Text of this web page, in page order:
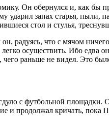
Он обернулся и, как бы
ударил запах старья, пыли,
стол и стулья,
что с мячом ничего
осуществить. Ибо
чего раньше не видел. Это
с футбольной площадки.
и продолжал кричать, пока